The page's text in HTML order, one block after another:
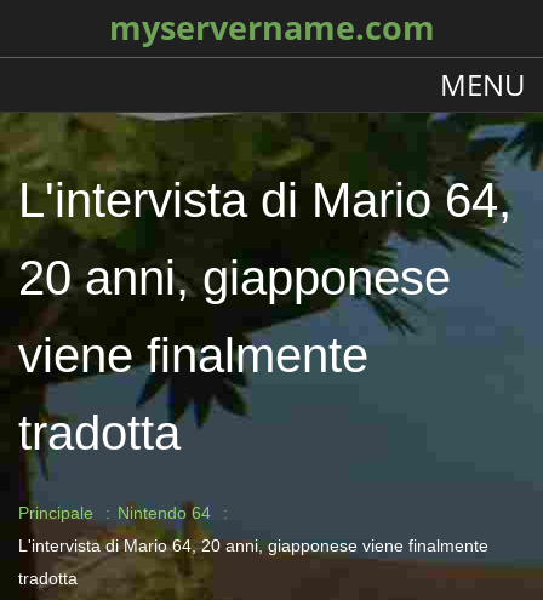
myservername.com
MENU
L'intervista di Mario 64,
20 anni, giapponese
viene finalmente
tradotta
Principale
Nintendo 64
L'intervista di Mario 64, 20 anni, giapponese viene finalmente
tradotta